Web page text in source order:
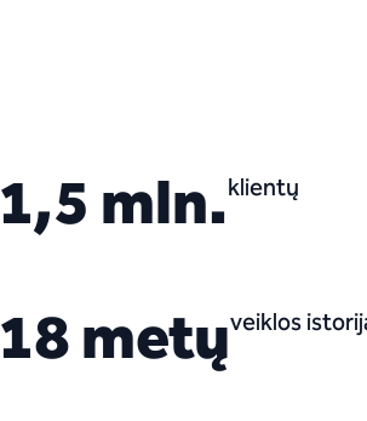
1,5 mln.klientų
18 metųveiklos